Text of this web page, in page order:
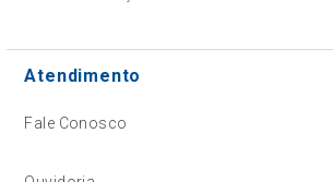
Atendimento
Fale Conosco